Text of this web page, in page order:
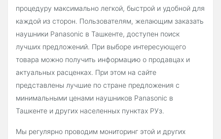
процедуру максимально легкой, быстрой и удобной для
каждой из сторон. Пользователям, желающим заказать
наушники Panasonic в Ташкенте, доступен поиск
лучших предложений. При выборе интересующего
товара можно получить информацию о продавцах и
актуальных расценках. При этом на сайте
представлены лучшие по стране предложения с
минимальными ценами наушников Panasonic в
Ташкенте и других населенных пунктах РУз.
Мы регулярно проводим мониторинг этой и других